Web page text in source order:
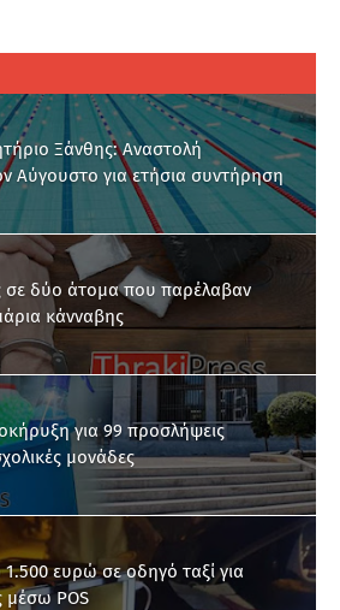
Ξάνθης: Αναστολή
Αύγουστο για ετήσια συντήρηση
σε δύο άτομα που παρέλαβαν
κάνναβης
για 99 προσλήψεις
μονάδες
ευρώ σε οδηγό ταξί για
POS